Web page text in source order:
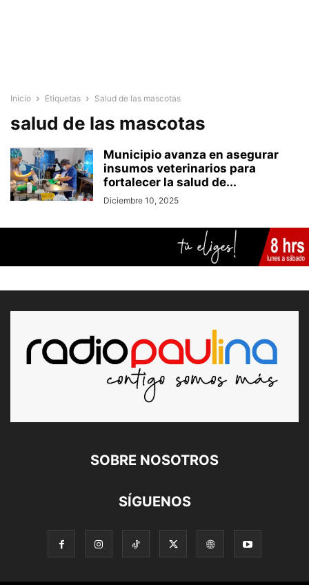
Inicio Etiquetas Salud de las mascotas
salud de las mascotas
Municipio avanza en asegurar
insumos veterinarios para
fortalecer la salud de...
Diciembre 10, 2025
SOBRE NOSOTROS
SÍGUENOS